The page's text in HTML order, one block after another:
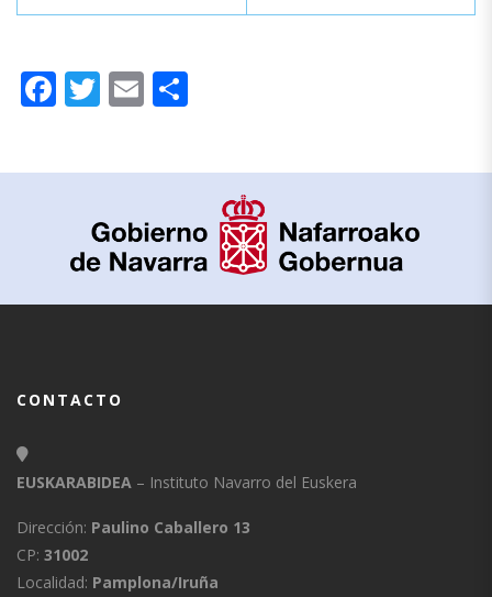
Facebook
Twitter
Email
CONTACTO
EUSKARABIDEA – Instituto Navarro del Euskera
Dirección: Paulino Caballero 13
CP: 31002
Localidad: Pamplona/Iruña